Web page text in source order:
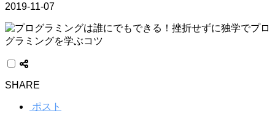
2019-11-07
SHARE
ポスト